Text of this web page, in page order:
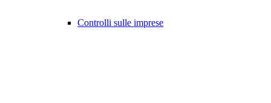
Controlli sulle imprese